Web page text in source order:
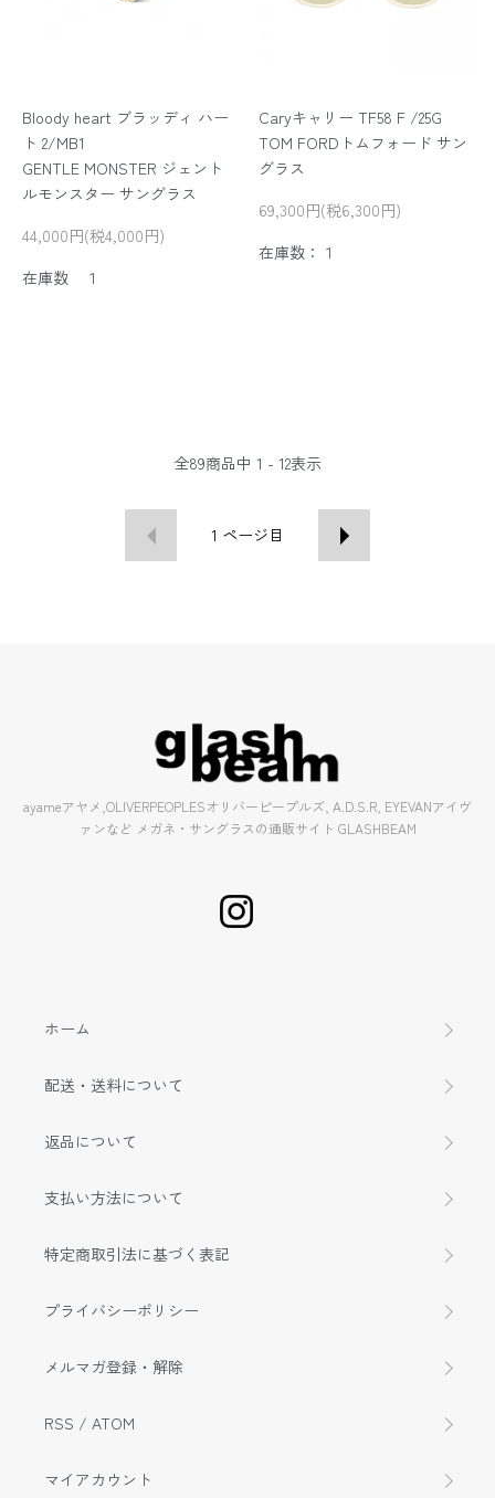
Bloody heart ブラッディ ハー
ト 2/MB1
GENTLE MONSTER ジェント
ルモンスター サングラス
44,000円(税4,000円)
在庫数 １
Caryキャリー TF58 F /25G
TOM FORDトムフォード サン
グラス
69,300円(税6,300円)
在庫数：１
全89商品中 1 - 12表示
1 ページ目
ayameアヤメ,OLIVERPEOPLESオリバーピープルズ, A.D.S.R, EYEVANアイヴ
ァンなど メガネ・サングラスの通販サイト GLASHBEAM
ホーム
配送・送料について
返品について
支払い方法について
特定商取引法に基づく表記
プライバシーポリシー
メルマガ登録・解除
RSS / ATOM
マイアカウント